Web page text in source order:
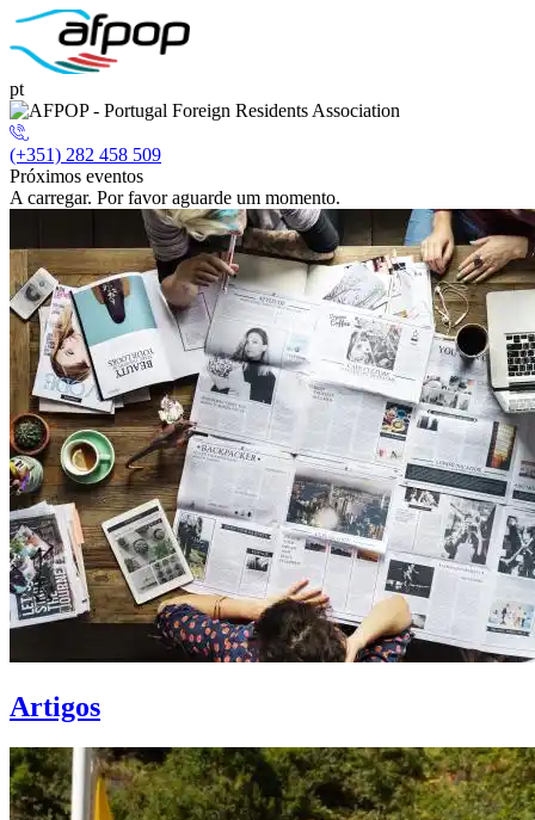
pt
(+351) 282 458 509
Próximos eventos
A carregar. Por favor aguarde um momento.
Artigos